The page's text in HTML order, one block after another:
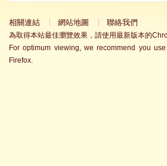
相關連結 網站地圖 聯絡我們
為取得本站最佳瀏覽效果，請使用最新版本的
For optimum viewing, we recommend you
Firefox.